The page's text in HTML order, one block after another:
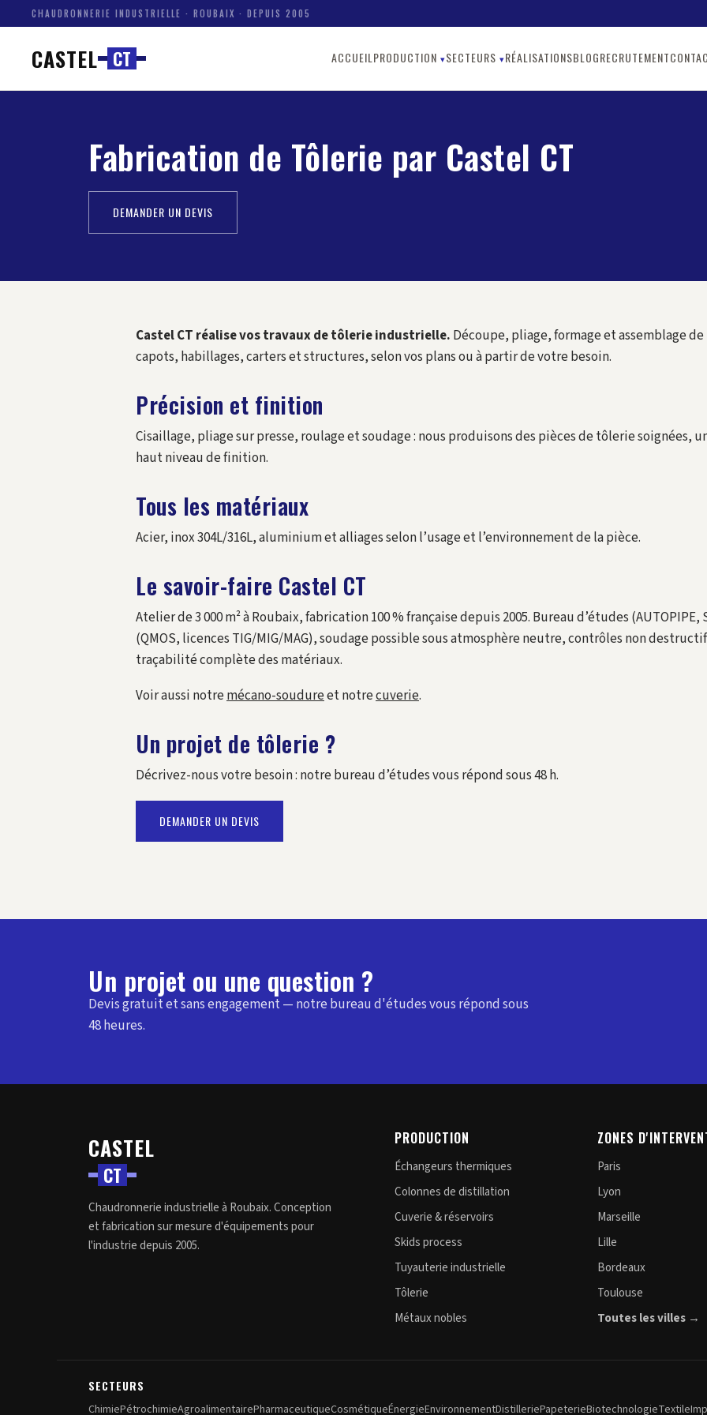
CHAUDRONNERIE INDUSTRIELLE · ROUBAIX · DEPUIS 2005
CASTEL CT ACCUEIL PRODUCTION SECTEURS RÉALISATIONSBLOGRECRUTEMENT
Fabrication de Tôlerie par Castel CT
DEMANDER UN DEVIS
Castel CT réalise vos travaux de tôlerie industrielle. Découpe, pliage, formage et assemblage
capots, habillages, carters et structures, selon vos plans ou à partir de votre besoin.
Précision et finition
Cisaillage, pliage sur presse, roulage et soudage : nous produisons des pièces de tôlerie soignées,
haut niveau de finition.
Tous les matériaux
Acier, inox 304L/316L, aluminium et alliages selon l’usage et l’environnement de la pièce.
Le savoir-faire Castel CT
Atelier de 3 000 m² à Roubaix, fabrication 100 % française depuis 2005. Bureau d’études
(QMOS, licences TIG/MIG/MAG), soudage possible sous atmosphère neutre, contrôles non
traçabilité complète des matériaux.
Voir aussi notremécano-soudureet notrecuverie.
Un projet de tôlerie ?
Décrivez-nous votre besoin : notre bureau d’études vous répond sous 48 h.
DEMANDER UN DEVIS
Un projet ou une question ?
Devis gratuit et sans engagement — notre bureau d'études vous répond sous
48 heures.
CASTEL
CT
Chaudronnerie industrielle à Roubaix. Conception
et fabrication sur mesure d'équipements pour
l'industrie depuis 2005.
PRODUCTION
Échangeurs thermiques
Colonnes de distillation
Cuverie & réservoirs
Skids process
Tuyauterie industrielle
Tôlerie
Métaux nobles
ZONES
Paris
Lyon
Marseille
Lille
Bordeaux
Toulouse
Toutes les villes →
SECTEURS
ChimiePétrochimieAgroalimentairePharmaceutiqueCosmétiqueÉnergieEnvironnementDistilleriePapeterieBiotechnologieTextile